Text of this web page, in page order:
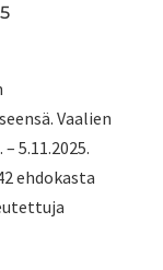
Vaalien
5.11.2025.
ehdokasta